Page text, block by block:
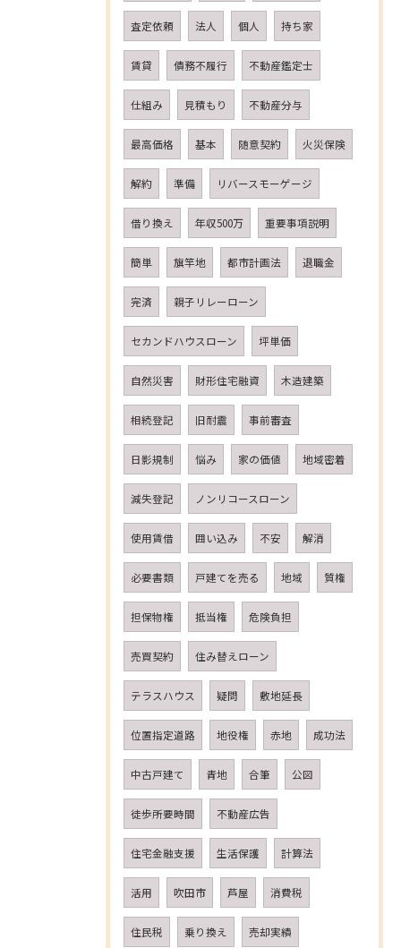
査定依頼 法人 個人 持ち家
賃貸 債務不履行 不動産鑑定士
仕組み 見積もり 不動産分与
最高価格 基本 随意契約 火災保険
解約 準備 リバースモーゲージ
借り換え 年収500万 重要事項説明
簡単 旗竿地 都市計画法 退職金
完済 親子リレーローン
セカンドハウスローン 坪単価
自然災害 財形住宅融資 木造建築
相続登記 旧耐震 事前審査
日影規制 悩み 家の価値 地域密着
減失登記 ノンリコースローン
使用賃借 囲い込み 不安 解消
必要書類 戸建てを売る 地域 質権
担保物権 抵当権 危険負担
売買契約 住み替えローン
テラスハウス 疑問 敷地延長
位置指定道路 地役権 赤地 成功法
中古戸建て 青地 合筆 公図
徒歩所要時間 不動産広告
住宅金融支援 生活保護 計算法
活用 吹田市 芦屋 消費税
住民税 乗り換え 売却実績